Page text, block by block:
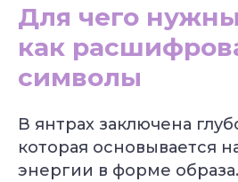
Для чего
как
символы
В янтрах заключена
которая основывается
энергии в форме